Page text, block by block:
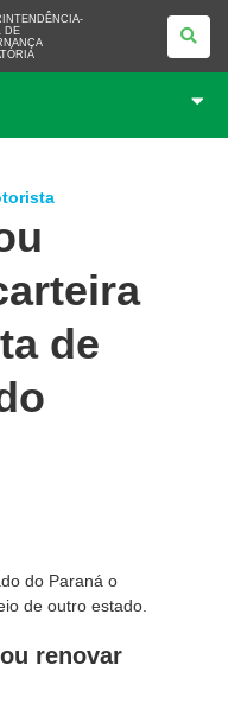
DE
de
do Paraná o
de outro estado.
renovar